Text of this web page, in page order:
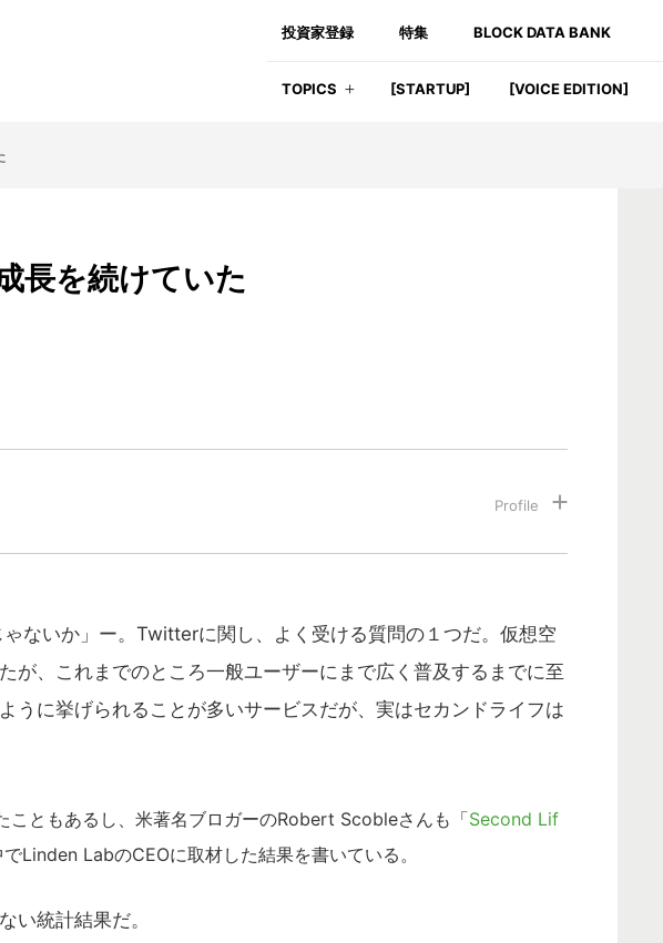
投資家登録 特集 BLOCK DATA BANK
TOPICS [STARTUP] [VOICE EDITION]
長を続けていた
ないか」ー。Twitterに関し、よく受ける質問の１つだ。仮想空
が、これまでのところ一般ユーザーにまで広く普及するまでに至
うに挙げられることが多いサービスだが、実はセカンドライフは
ともあるし、米著名ブロガーのRobert Scobleさんも「Second Lif
でLinden LabのCEOに取材した結果を書いている。
い統計結果だ。